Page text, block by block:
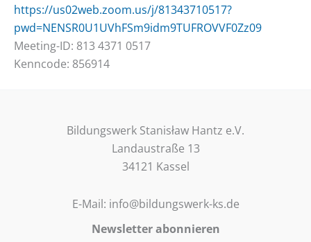
https://us02web.zoom.us/j/81343710517?
pwd=NENSR0U1UVhFSm9idm9TUFROVVF0Zz09
Meeting-ID: 813 4371 0517
Kenncode: 856914
Bildungswerk Stanisław Hantz e.V.
Landaustraße 13
34121 Kassel
E-Mail: info@bildungswerk-ks.de
Newsletter abonnieren